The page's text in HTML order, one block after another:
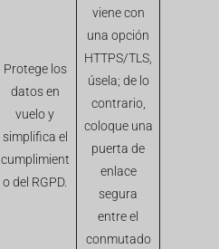
Protege los
datos en
vuelo y
simplifica el
cumplimient
o del RGPD.
viene con
una opción
HTTPS/TLS,
úsela; de lo
contrario,
coloque una
puerta de
enlace
segura
entre el
conmutado